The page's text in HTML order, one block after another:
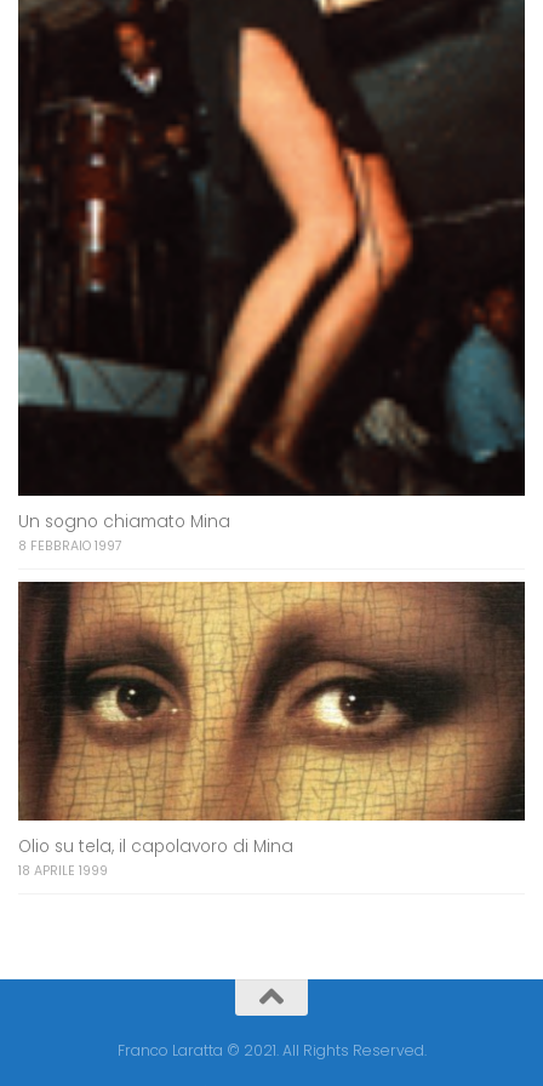
Un sogno chiamato Mina
8 FEBBRAIO 1997
Olio su tela, il capolavoro di Mina
18 APRILE 1999
Franco Laratta © 2021. All Rights Reserved.